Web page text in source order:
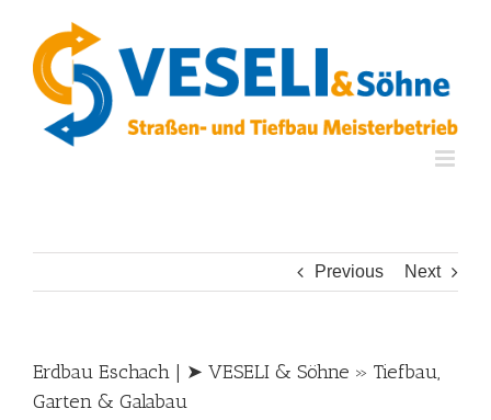
content
Previous Next
Erdbau Eschach | ➤ VESELI & Söhne » Tiefbau,
Garten & Galabau